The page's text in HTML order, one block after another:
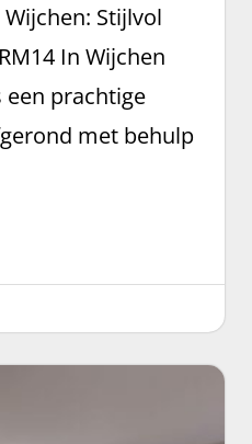
Stijlvol
In Wijchen
een prachtige
met behulp